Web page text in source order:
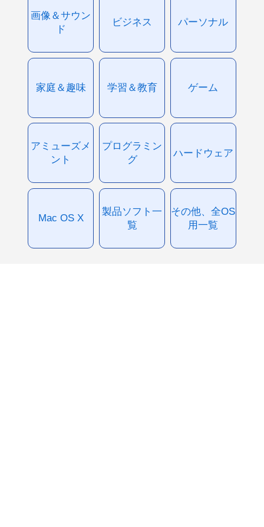
画像＆サウン
ド
ビジネス パーソナル
家庭＆趣味 学習＆教育 ゲーム
アミューズメ
ント
プログラミン
グ
ハードウェア
Mac OS X
製品ソフト一
覧
その他、全OS
用一覧